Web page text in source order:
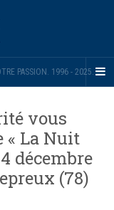
PASSION. 1996 - 2025.
vous
« La Nuit
décembre
(78)